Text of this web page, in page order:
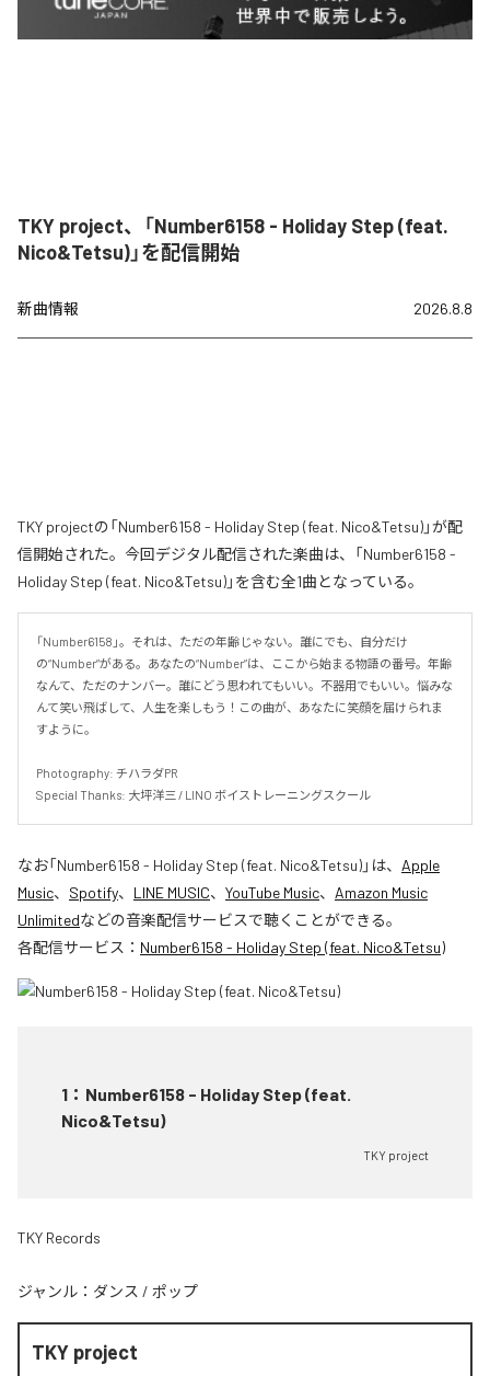
TKY project、「Number6158 - Holiday Step (feat.
Nico&Tetsu)」を配信開始
新曲情報 2026.8.8
TKY projectの「Number6158 - Holiday Step (feat. Nico&Tetsu)」が配
信開始された。今回デジタル配信された楽曲は、「Number6158 -
Holiday Step (feat. Nico&Tetsu)」を含む全1曲となっている。
「Number6158」。それは、ただの年齢じゃない。誰にでも、自分だけ
の“Number”がある。あなたの“Number”は、ここから始まる物語の番号。年齢
なんて、ただのナンバー。誰にどう思われてもいい。不器用でもいい。悩みな
んて笑い飛ばして、人生を楽しもう！この曲が、あなたに笑顔を届けられま
すように。
Photography: チハラダPR
Special Thanks: 大坪洋三 / LINO ボイストレーニングスクール
なお「Number6158 - Holiday Step (feat. Nico&Tetsu)」は、 Apple
Music、 Spotify、 LINE MUSIC、 YouTube Music、 Amazon Music
Unlimitedなどの音楽配信サービスで聴くことができる。
各配信サービス： Number6158 - Holiday Step (feat. Nico&Tetsu)
1 ： Number6158 - Holiday Step (feat.
Nico&Tetsu)
TKY project
TKY Records
ジャンル： ダンス / ポップ
TKY project